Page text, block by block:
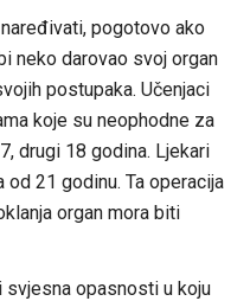
pogotovo ako
neko darovao svoj organ
postupaka. Učenjaci
koje su neophodne za
drugi 18 godina. Ljekari
21 godinu. Ta operacija
organ mora biti
svjesna opasnosti u koju